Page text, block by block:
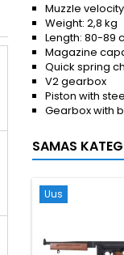
Muzzle
Weight: 2,8 kg
Length: 80-89
Magazine
Quick spring
V2 gearbox
Piston with
Gearbox with
SAMAS
Uus